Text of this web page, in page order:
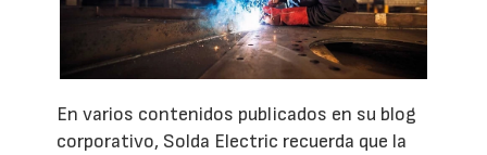
En varios contenidos publicados en su blog
corporativo, Solda Electric recuerda que la